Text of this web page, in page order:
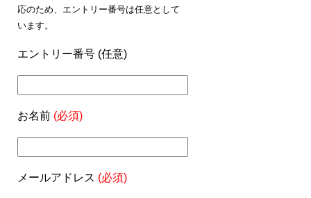
応のため、エントリー番号は任意として
います。
エントリー番号 (任意)
お名前 (必須)
メールアドレス (必須)